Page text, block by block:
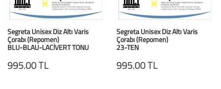
Segreta Unisex Diz Altı Varis
Çorabı (Repomen)
BLU-BLAU-LACİVERT TONU
995.00 TL
Segreta Unisex Diz Altı Varis
Çorabı (Repomen)
23-TEN
995.00 TL